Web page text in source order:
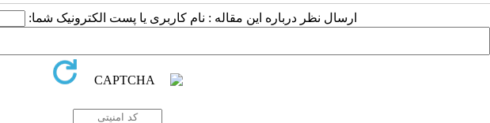
ارسال نظر درباره این مقاله : نام کاربری یا پست الکترونیک شما: